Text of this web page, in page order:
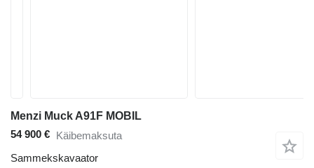
Menzi Muck A91F MOBIL
54 900 € Käibemaksuta
Sammekskavaator